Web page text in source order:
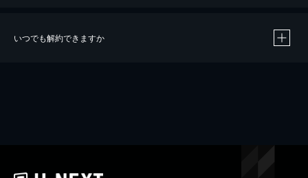
いつでも解約できますか